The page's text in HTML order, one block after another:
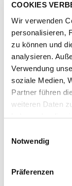
COOKIES
Wir verwenden
personalisieren,
zu können und
analysieren.
Verwendung
soziale Medien,
Partner führen
weiteren Daten
haben oder die
Notwendig
Präferenzen
Artikel-Nr.366390-
Farbe lila/rosa